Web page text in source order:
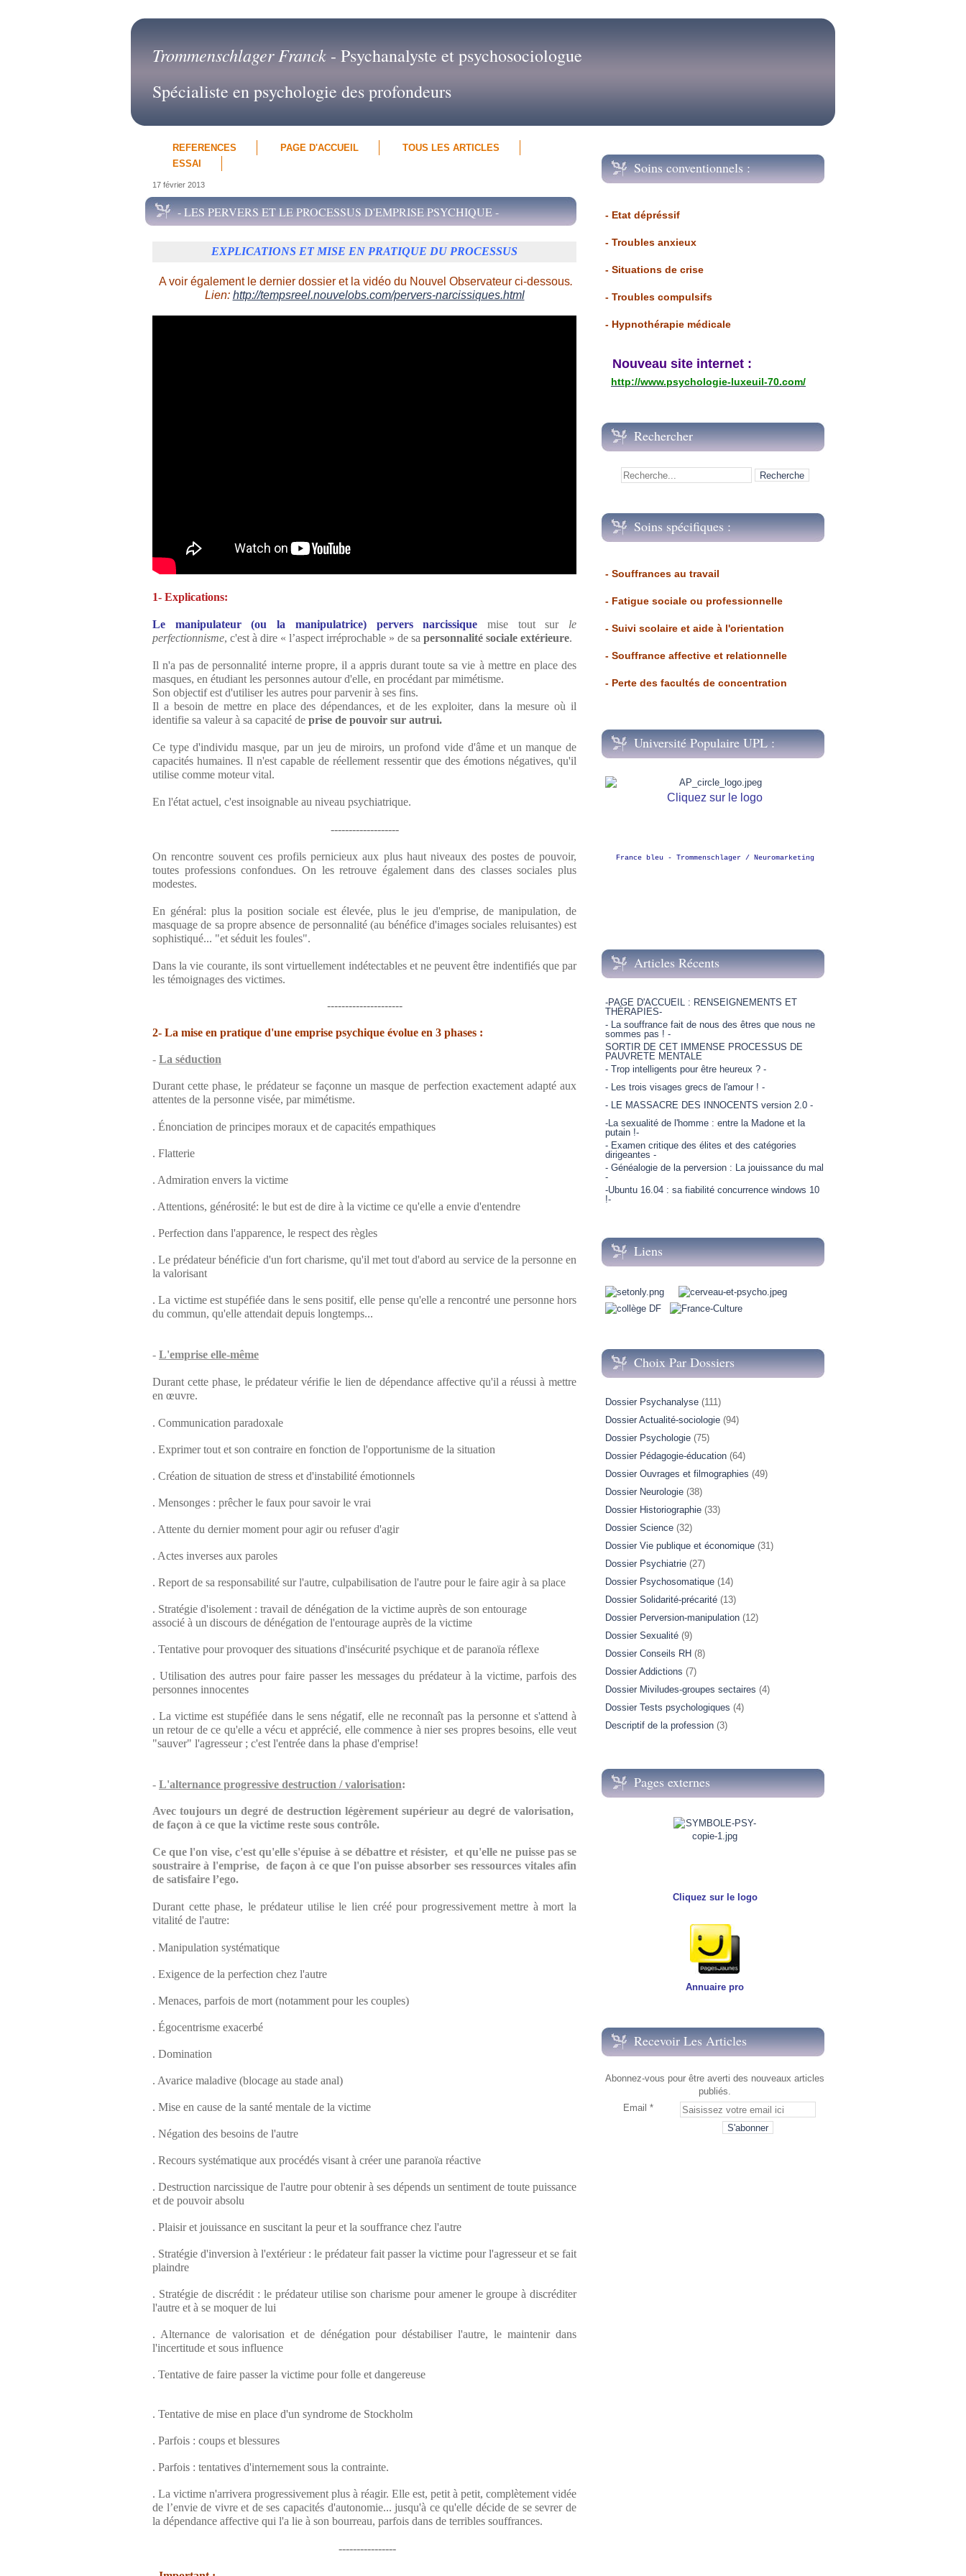
Trommenschlager Franck- Psychanalyste et psychosociologue
Spécialiste en psychologie des profondeurs
REFERENCES PAGE D'ACCUEIL
TOUS LES ARTICLES
ESSAI
17 février 2013
- LES PERVERS ET LE PROCESSUS D'EMPRISE PSYCHIQUE -
EXPLICATIONS ET MISE EN PRATIQUE DU PROCESSUS
A voir également le dernier dossier et la vidéo du Nouvel Observateur ci-dessous.
Lien: http://tempsreel.nouvelobs.com/pervers-narcissiques.html
1- Explications:
Le manipulateur (ou la manipulatrice) pervers narcissique mise tout sur le
perfectionnisme, c'est à dire « l’aspect irréprochable » de sa personnalité sociale extérieure.
Il n'a pas de personnalité interne propre, il a appris durant toute sa vie à mettre en place des
masques, en étudiant les personnes autour d'elle, en procédant par mimétisme.
Son objectif est d'utiliser les autres pour parvenir à ses fins.
Il a besoin de mettre en place des dépendances, et de les exploiter, dans la mesure où il
identifie sa valeur à sa capacité de prise de pouvoir sur autrui.
Ce type d'individu masque, par un jeu de miroirs, un profond vide d'âme et un manque de
capacités humaines. Il n'est capable de réellement ressentir que des émotions négatives, qu'il
utilise comme moteur vital.
En l'état actuel, c'est insoignable au niveau psychiatrique.
-------------------
On rencontre souvent ces profils pernicieux aux plus haut niveaux des postes de pouvoir,
toutes professions confondues. On les retrouve également dans des classes sociales plus
modestes.
En général: plus la position sociale est élevée, plus le jeu d'emprise, de manipulation, de
masquage de sa propre absence de personnalité (au bénéfice d'images sociales reluisantes) est
sophistiqué... "et séduit les foules".
Dans la vie courante, ils sont virtuellement indétectables et ne peuvent être indentifiés que par
les témoignages des victimes.
---------------------
2- La mise en pratique d'une emprise psychique évolue en 3 phases :
- La séduction
Durant cette phase, le prédateur se façonne un masque de perfection exactement adapté aux
attentes de la personne visée, par mimétisme.
. Énonciation de principes moraux et de capacités empathiques
. Flatterie
. Admiration envers la victime
. Attentions, générosité: le but est de dire à la victime ce qu'elle a envie d'entendre
. Perfection dans l'apparence, le respect des règles
. Le prédateur bénéficie d'un fort charisme, qu'il met tout d'abord au service de la personne en
la valorisant
. La victime est stupéfiée dans le sens positif, elle pense qu'elle a rencontré une personne hors
du commun, qu'elle attendait depuis longtemps...
- L'emprise elle-même
Durant cette phase, le prédateur vérifie le lien de dépendance affective qu'il a réussi à mettre
en œuvre.
. Communication paradoxale
. Exprimer tout et son contraire en fonction de l'opportunisme de la situation
. Création de situation de stress et d'instabilité émotionnels
. Mensonges : prêcher le faux pour savoir le vrai
. Attente du dernier moment pour agir ou refuser d'agir
. Actes inverses aux paroles
. Report de sa responsabilité sur l'autre, culpabilisation de l'autre pour le faire agir à sa place
. Stratégie d'isolement : travail de dénégation de la victime auprès de son entourage
associé à un discours de dénégation de l'entourage auprès de la victime
. Tentative pour provoquer des situations d'insécurité psychique et de paranoïa réflexe
. Utilisation des autres pour faire passer les messages du prédateur à la victime, parfois des
personnes innocentes
. La victime est stupéfiée dans le sens négatif, elle ne reconnaît pas la personne et s'attend à
un retour de ce qu'elle a vécu et apprécié, elle commence à nier ses propres besoins, elle veut
"sauver" l'agresseur ; c'est l'entrée dans la phase d'emprise!
- L'alternance progressive destruction / valorisation:
Avec toujours un degré de destruction légèrement supérieur au degré de valorisation,
de façon à ce que la victime reste sous contrôle.
Ce que l'on vise, c'est qu'elle s'épuise à se débattre et résister, et qu'elle ne puisse pas se
soustraire à l'emprise, de façon à ce que l'on puisse absorber ses ressources vitales afin
de satisfaire l’ego.
Durant cette phase, le prédateur utilise le lien créé pour progressivement mettre à mort la
vitalité de l'autre:
. Manipulation systématique
. Exigence de la perfection chez l'autre
. Menaces, parfois de mort (notamment pour les couples)
. Égocentrisme exacerbé
. Domination
. Avarice maladive (blocage au stade anal)
. Mise en cause de la santé mentale de la victime
. Négation des besoins de l'autre
. Recours systématique aux procédés visant à créer une paranoïa réactive
. Destruction narcissique de l'autre pour obtenir à ses dépends un sentiment de toute puissance
et de pouvoir absolu
. Plaisir et jouissance en suscitant la peur et la souffrance chez l'autre
. Stratégie d'inversion à l'extérieur : le prédateur fait passer la victime pour l'agresseur et se fait
plaindre
. Stratégie de discrédit : le prédateur utilise son charisme pour amener le groupe à discréditer
l'autre et à se moquer de lui
. Alternance de valorisation et de dénégation pour déstabiliser l'autre, le maintenir dans
l'incertitude et sous influence
. Tentative de faire passer la victime pour folle et dangereuse
. Tentative de mise en place d'un syndrome de Stockholm
. Parfois : coups et blessures
. Parfois : tentatives d'internement sous la contrainte.
. La victime n'arrivera progressivement plus à réagir. Elle est, petit à petit, complètement vidée
de l’envie de vivre et de ses capacités d'autonomie... jusqu'à ce qu'elle décide de se sevrer de
la dépendance affective qui l'a lie à son bourreau, parfois dans de terribles souffrances.
----------------
Soins conventionnels :
- Etat dépréssif
- Troubles anxieux
- Situations de crise
- Troubles compulsifs
- Hypnothérapie médicale
Nouveau site internet :
http://www.psychologie-luxeuil-70.com/
Rechercher
Soins spécifiques :
- Souffrances au travail
- Fatigue sociale ou professionnelle
- Suivi scolaire et aide à l'orientation
- Souffrance affective et relationnelle
- Perte des facultés de concentration
Université Populaire UPL :
Cliquez sur le logo
France bleu - Trommenschlager / Neuromarketing
Articles Récents
-PAGE D'ACCUEIL : RENSEIGNEMENTS ET
THÉRAPIES-
- La souffrance fait de nous des êtres que nous ne
sommes pas ! -
SORTIR DE CET IMMENSE PROCESSUS DE
PAUVRETE MENTALE
- Trop intelligents pour être heureux ? -
- Les trois visages grecs de l'amour ! -
- LE MASSACRE DES INNOCENTS version 2.0 -
-La sexualité de l'homme : entre la Madone et la
putain !-
- Examen critique des élites et des catégories
dirigeantes -
- Généalogie de la perversion : La jouissance du mal
-
-Ubuntu 16.04 : sa fiabilité concurrence windows 10
!-
Liens
Choix Par Dossiers
Dossier Psychanalyse (111)
Dossier Actualité-sociologie (94)
Dossier Psychologie (75)
Dossier Pédagogie-éducation (64)
Dossier Ouvrages et filmographies (49)
Dossier Neurologie (38)
Dossier Historiographie (33)
Dossier Science (32)
Dossier Vie publique et économique (31)
Dossier Psychiatrie (27)
Dossier Psychosomatique (14)
Dossier Solidarité-précarité (13)
Dossier Perversion-manipulation (12)
Dossier Sexualité (9)
Dossier Conseils RH (8)
Dossier Addictions (7)
Dossier Miviludes-groupes sectaires (4)
Dossier Tests psychologiques (4)
Descriptif de la profession (3)
Pages externes
Cliquez sur le logo
Annuaire pro
Recevoir Les Articles
Abonnez-vous pour être averti des nouveaux articles
publiés.
Email